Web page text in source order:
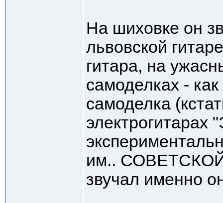
На шиховке он
львовской
гитара, на
самоделках -
самоделка
электрогитарах
им..
звучал именно